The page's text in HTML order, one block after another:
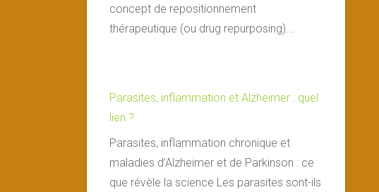
concept de repositionnement
thérapeutique (ou drug repurposing)...
Parasites, inflammation et Alzheimer : quel
lien ?
Parasites, inflammation chronique et
maladies d’Alzheimer et de Parkinson : ce
que révèle la science Les parasites sont-ils